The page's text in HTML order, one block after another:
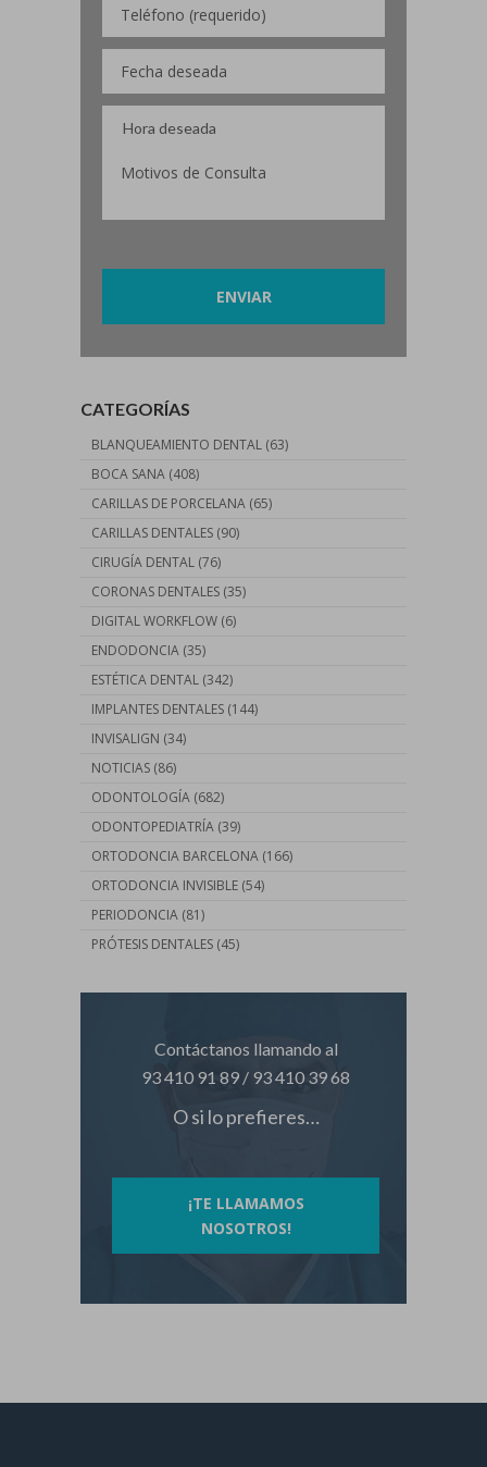
CATEGORÍAS
BLANQUEAMIENTO DENTAL (63)
BOCA SANA (408)
CARILLAS DE PORCELANA (65)
CARILLAS DENTALES (90)
CIRUGÍA DENTAL (76)
CORONAS DENTALES (35)
DIGITAL WORKFLOW (6)
ENDODONCIA (35)
ESTÉTICA DENTAL (342)
IMPLANTES DENTALES (144)
INVISALIGN (34)
NOTICIAS (86)
ODONTOLOGÍA (682)
ODONTOPEDIATRÍA (39)
ORTODONCIA BARCELONA (166)
ORTODONCIA INVISIBLE (54)
PERIODONCIA (81)
PRÓTESIS DENTALES (45)
Contáctanos llamando al
93 410 91 89 / 93 410 39 68
O si lo prefieres…
¡TE LLAMAMOS
NOSOTROS!